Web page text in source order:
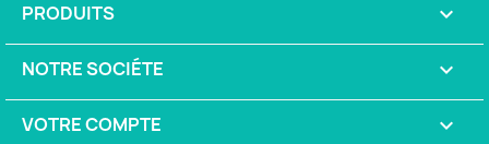
PRODUITS 
NOTRE SOCIÉTE 
VOTRE COMPTE 